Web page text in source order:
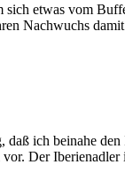
etwas vom
Nachwuchs
ich beinahe
Der